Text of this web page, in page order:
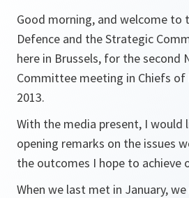
Good morning, and welcome to
Defence and the Strategic
here in Brussels, for the second
Committee meeting in Chiefs
2013.
With the media present, I would
opening remarks on the issues
the outcomes I hope to achieve
When we last met in January,